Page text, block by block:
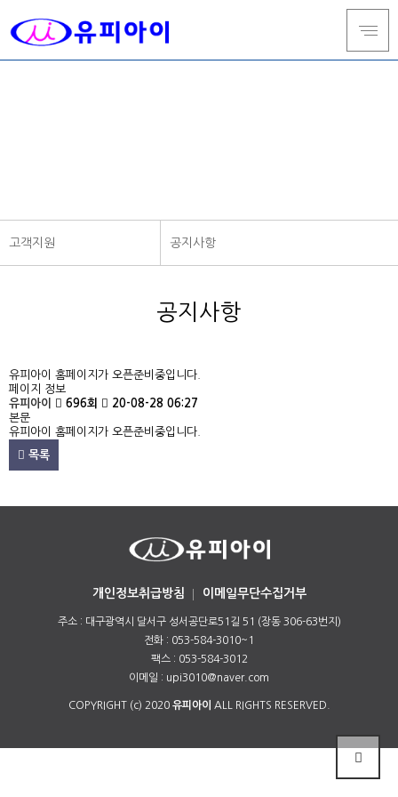
고객지원 공지사항
온라인문의
자료실
공지사항
유피아이 홈페이지가 오픈준비중입니다.
페이지 정보
유피아이
696회
20-08-28 06:27
본문
유피아이 홈페이지가 오픈준비중입니다.
목록
개인정보취급방침 이메일무단수집거부
주소 : 대구광역시 달서구 성서공단로51길 51 (장동 306-63번지)
전화 : 053-584-3010~1
팩스 : 053-584-3012
이메일 : upi3010@naver.com
COPYRIGHT (c) 2020 유피아이 ALL RIGHTS RESERVED.